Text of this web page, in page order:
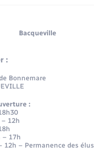
Bacqueville
:
Bonnemare
:
– 12h
– 17h
12h – Permanence des élus